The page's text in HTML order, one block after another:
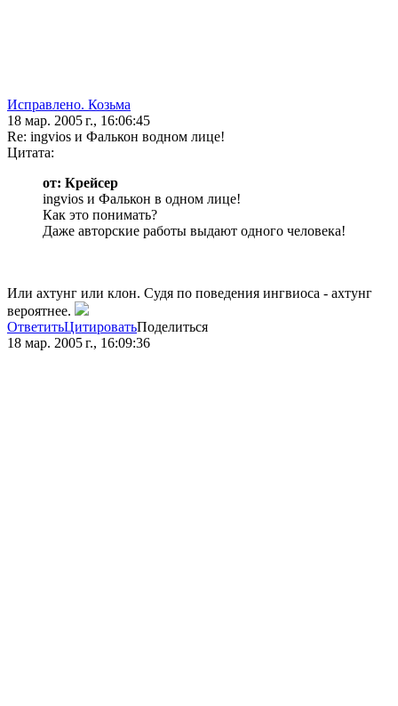
Исправлено. Козьма
18 мар. 2005 г., 16:06:45
Re: ingvios и Фалькон водном лице!
Цитата:
от: Крейсер
ingvios и Фалькон в одном лице!
Как это понимать?
Даже авторские работы выдают одного человека!
Или ахтунг или клон. Судя по поведения ингвиоса - ахтунг
вероятнее.
ОтветитьЦитироватьПоделиться
18 мар. 2005 г., 16:09:36